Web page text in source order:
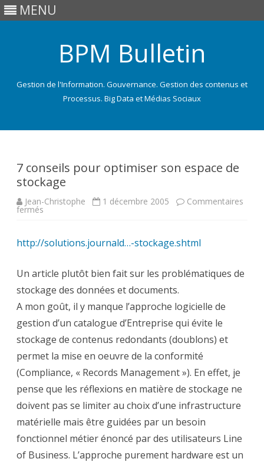
MENU
BPM Bulletin
Gestion de l'Information. Gouvernance. Gestion des contenus et
Processus. Big Data et Médias Sociaux
7 conseils pour optimiser son espace de
stockage
Jean-Christophe 1 décembre 2005 Commentaires
fermés
optimiser
son
stockage
http://solutions.journald…-stockage.shtml
Un article plutôt bien fait sur les problématiques de
stockage des données et documents.
A mon goût, il y manque l’approche logicielle de
gestion d’un catalogue d’Entreprise qui évite le
stockage de contenus redondants (doublons) et
permet la mise en oeuvre de la conformité
(Compliance, « Records Management »). En effet, je
pense que les réflexions en matière de stockage ne
doivent pas se limiter au choix d’une infrastructure
matérielle mais être guidées par un besoin
fonctionnel métier énoncé par des utilisateurs Line
of Business. L’approche purement hardware est un